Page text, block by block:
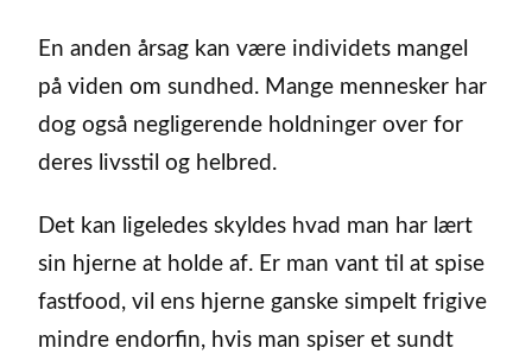
En anden årsag kan være individets mangel
på viden om sundhed. Mange mennesker har
dog også negligerende holdninger over for
deres livsstil og helbred.
Det kan ligeledes skyldes hvad man har lært
sin hjerne at holde af. Er man vant til at spise
fastfood, vil ens hjerne ganske simpelt frigive
mindre endorfin, hvis man spiser et sundt